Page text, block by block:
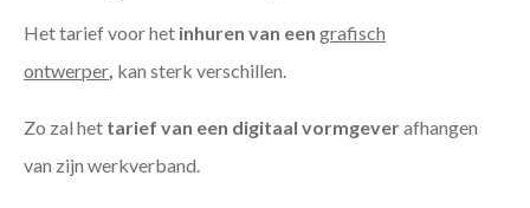
Het tarief voor het inhuren van een grafisch
ontwerper kan sterk verschillen.
Zo zal het tarief van een digitaal vormgeverafhangen
van zijn werkverband.